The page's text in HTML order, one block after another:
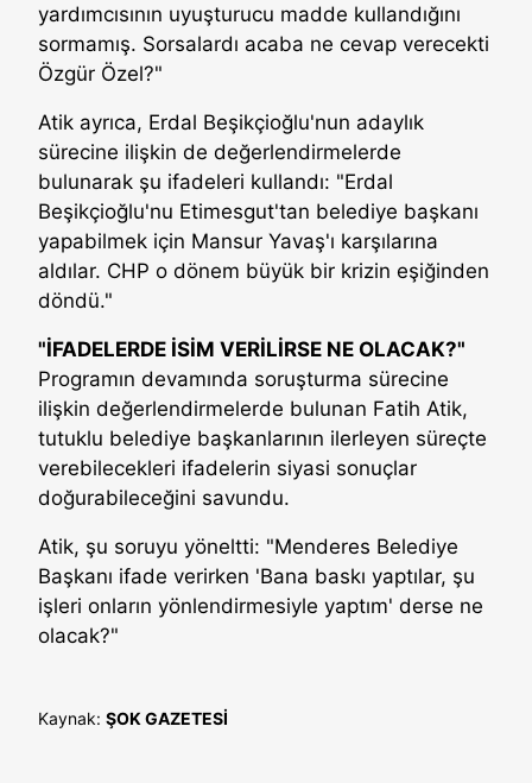
yardımcısının uyuşturucu madde kullandığını
sormamış. Sorsalardı acaba ne cevap verecekti
Özgür Özel?"
Atik ayrıca, Erdal Beşikçioğlu'nun adaylık
sürecine ilişkin de değerlendirmelerde
bulunarak şu ifadeleri kullandı: "Erdal
Beşikçioğlu'nu Etimesgut'tan belediye başkanı
yapabilmek için Mansur Yavaş'ı karşılarına
aldılar. CHP o dönem büyük bir krizin eşiğinden
döndü."
"İFADELERDE İSİM VERİLİRSE NE OLACAK?"
Programın devamında soruşturma sürecine
ilişkin değerlendirmelerde bulunan Fatih Atik,
tutuklu belediye başkanlarının ilerleyen süreçte
verebilecekleri ifadelerin siyasi sonuçlar
doğurabileceğini savundu.
Atik, şu soruyu yöneltti: "Menderes Belediye
Başkanı ifade verirken 'Bana baskı yaptılar, şu
işleri onların yönlendirmesiyle yaptım' derse ne
olacak?"
Kaynak: ŞOK GAZETESİ